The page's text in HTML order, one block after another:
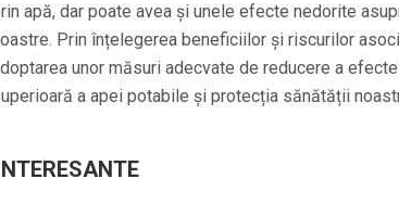
apă, dar poate avea și unele efecte nedorite
Prin înțelegerea beneficiilor și riscurilor
unor măsuri adecvate de reducere a
a apei potabile și protecția sănătății